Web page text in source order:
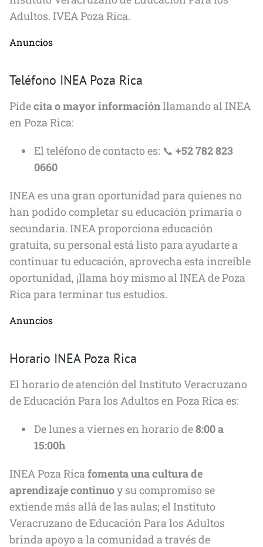
Adultos. IVEA Poza Rica.
Anuncios
Teléfono INEA Poza Rica
Pidecita o mayor informaciónllamando al INEA
en Poza Rica:
El teléfono de contacto es: 📞 +52 782 823
0660
INEA es una gran oportunidad para quienes no
han podido completar su educación primaria o
secundaria. INEA proporciona educación
gratuita, su personal está listo para ayudarte a
continuar tu educación, aprovecha esta increíble
oportunidad, ¡llama hoy mismo al INEA de Poza
Rica para terminar tus estudios.
Anuncios
Horario INEA Poza Rica
El horario de atención del Instituto Veracruzano
de Educación Para los Adultos en Poza Rica es:
De lunes a viernes en horario de8:00 a
15:00h
INEA Poza Ricafomenta una cultura de
aprendizaje continuoy su compromiso se
extiende más allá de las aulas; el Instituto
Veracruzano de Educación Para los Adultos
brinda apoyo a la comunidad a través de